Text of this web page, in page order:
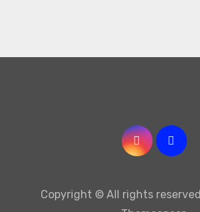
Copyright © All rights reserved